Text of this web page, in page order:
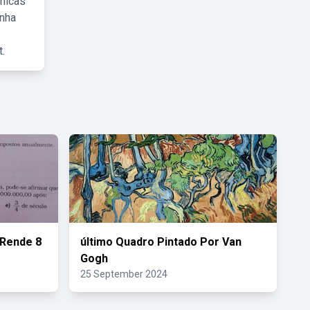
8
último Quadro Pintado Por Van
Gogh
25 September 2024